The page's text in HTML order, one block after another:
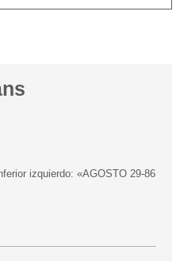
izquierdo: «AGOSTO 29-86